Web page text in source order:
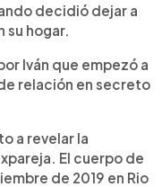
decidió dejar a
su hogar.
Iván que empezó a
relación en secreto
a revelar la
El cuerpo de
de 2019 en Rio